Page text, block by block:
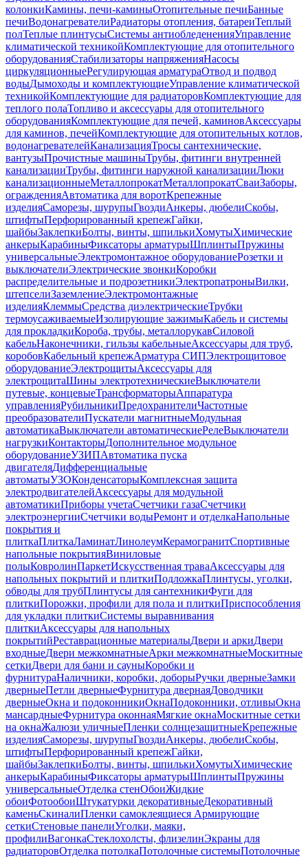
колонкиКамины, печи-каминыОтопительные печиБанные
печиВодонагревателиРадиаторы отопления, батареиТеплый
полТеплые плинтусыСистемы антиобледененияУправление
климатической техникойКомплектующие для отопительного
оборудованияСтабилизаторы напряженияНасосы
циркуляционныеРегулирующая арматураОтвод и подвод
водыДымоходы и комплектующиеУправление климатической
техникойКомплектующие для радиаторовКомплектующие для
теплого полаТопливо и аксессуары для отопительного
оборудованияКомплектующие для печей, каминовАксессуары
для каминов, печейКомплектующие для отопительных котлов,
водонагревателейКанализацияТросы сантехнические,
вантузыПрочистные машиныТрубы, фитинги внутренней
канализацииТрубы, фитинги наружной канализацииЛюки
канализационныеМеталлопрокатМеталлопрокатСваиЗаборы,
огражденияАвтоматика для воротКрепежные
изделияСаморезы, шурупыГвоздиАнкеры, дюбелиСкобы,
штифтыПерфорированный крепежГайки,
шайбыЗаклепкиБолты, винты, шпилькиХомутыХимические
анкерыКарабиныФиксаторы арматурыШплинтыПружины
универсальныеЭлектромонтажное оборудованиеРозетки и
выключателиЭлектрические звонкиКоробки
распределительные и подрозетникиЭлектропатроныВилки,
штепселиЗаземлениеЭлектромонтажные
изделияКлеммыСредства диэлектрическиеТрубки
термоусаживаемыеИзолирующие зажимыКабель и системы
для прокладкиКороба, трубы, металлорукавСиловой
кабельНаконечники, гильзы кабельныеАксессуары для труб,
коробовКабельный крепежАрматура СИПЭлектрощитовое
оборудованиеЭлектрощитыАксессуары для
электрощитаШины электротехническиеВыключатели
путевые, концевыеТрансформаторыАппаратура
управленияРубильникиПредохранителиЧастотные
преобразователиПускатели магнитныеМодульная
автоматикаВыключатели автоматическиеРелеВыключатели
нагрузкиКонтакторыДополнительное модульное
оборудованиеУЗИПАвтоматика пуска
двигателяДифференциальные
автоматыУЗОКонденсаторыКомплексная защита
электродвигателейАксессуары для модульной
автоматикиПриборы учетаСчетчики газаСчетчики
электроэнергииСчетчики водыРемонт и отделкаНапольные
покрытия и
плиткаПлиткаЛаминатЛинолеумКерамогранитСпортивные
напольные покрытияВиниловые
полыКовролинПаркетИскусственная траваАксессуары для
напольных покрытий и плиткиПодложкаПлинтусы, уголки,
обводы для трубПлинтусы для сантехникиФуги для
плиткиПорожки, профили для пола и плиткиПриспособления
для укладки плиткиСистемы выравнивания
плиткиАксессуары для напольных
покрытийРеставрационные материалыДвери и аркиДвери
входныеДвери межкомнатныеАрки межкомнатныеМоскитные
сеткиДвери для бани и сауныКоробки и
фурнитураНаличники, коробки, доборыРучки дверныеЗамки
дверныеПетли дверныеФурнитура двернаяДоводчики
дверныеОкна и подоконникиОкнаПодоконники, отливыОкна
мансардныеФурнитура оконнаяМягкие окнаМоскитные сетки
на окнаЖалюзи уличныеПленки солнцезащитныеКрепежные
изделияСаморезы, шурупыГвоздиАнкеры, дюбелиСкобы,
штифтыПерфорированный крепежГайки,
шайбыЗаклепкиБолты, винты, шпилькиХомутыХимические
анкерыКарабиныФиксаторы арматурыШплинтыПружины
универсальныеОтделка стенОбоиЖидкие
обоиФотообоиШтукатурки декоративныеДекоративный
каменьСкиналиПленки самоклеящиеся Армирующие
сеткиСтеновые панелиУголки, маяки,
профилиВагонкаСтеклохолсты, флизелинЭкраны для
радиаторовОтделка потолкаПотолочные системыПотолочные